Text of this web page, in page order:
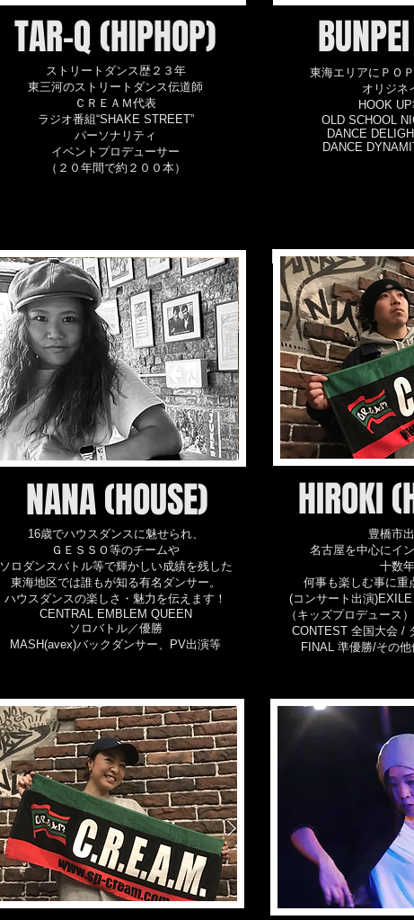
TAR-Q (HIPHOP)
ストリートダンス歴２３年
東三河のストリートダンス伝道師
ＣＲＥＡＭ代表
ラジオ番組“SHAKE STREET”
パーソナリティ
イベントプロデューサー
（２０年間で約２００本）
東海エリアにＰＯ
オリジネ
HOOK
OLD SCHOOL
DANCE
DANCE
NANA (HOUSE)
16歳でハウスダンスに魅せられ、
ＧＥＳＳＯ等のチームや
ソロダンスバトル等で輝かしい成績を残した
東海地区では誰もが知る有名ダンサー。
ハウスダンスの楽しさ・魅力を伝えます！
CENTRAL EMBLEM QUEEN
ソロバトル／優勝
MASH(avex)バックダンサー、PV出演等
HIROKI
豊橋市出
名古屋を中心にイ
十数年
何事も楽しむ事に重
(コンサート出演
（キッズプロデュース
CONTEST 全国大会 /
FINAL 準優勝/その他